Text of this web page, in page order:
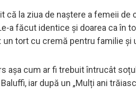
că la ziua de naștere a femeii
a făcut identice și doarea ca în
un tort cu cremă pentru familie
așa cum ar fi trebuit întrucât
iar după un „Mulți ani